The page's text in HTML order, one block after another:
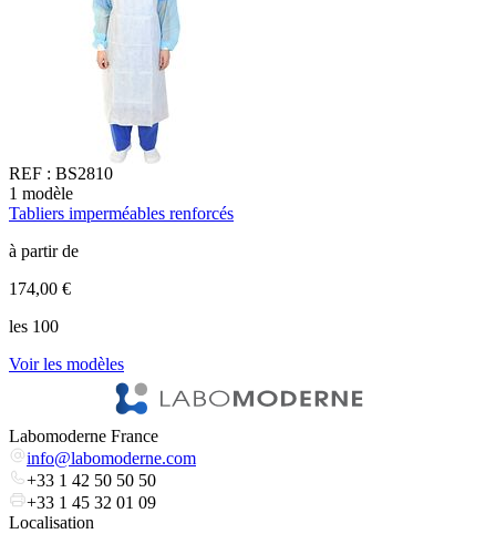
REF : BS2810
1 modèle
Tabliers imperméables renforcés
à partir de
174,00 €
les 100
Voir les modèles
Labomoderne France
info@labomoderne.com
+33 1 42 50 50 50
+33 1 45 32 01 09
Localisation